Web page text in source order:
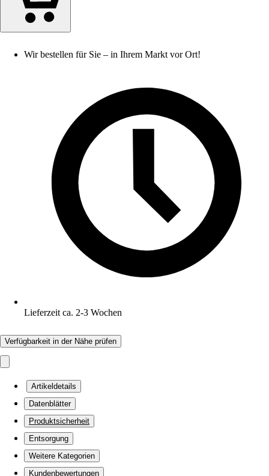
Wir bestellen für Sie – in Ihrem Markt vor Ort!
Lieferzeit ca. 2-3 Wochen
Verfügbarkeit in der Nähe prüfen
Artikeldetails
Datenblätter
Produktsicherheit
Entsorgung
Weitere Kategorien
Kundenbewertungen